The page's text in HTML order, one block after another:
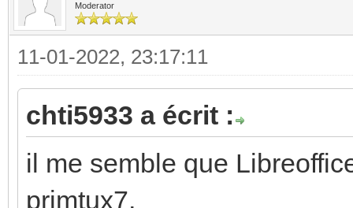
Moderator
11-01-2022, 23:17:11
chti5933 a écrit :
il me semble que
primtux7,